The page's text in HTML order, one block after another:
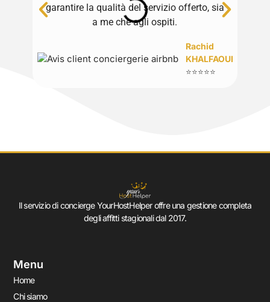
garantire la qualità del servizio offerto, sia
a me che agli ospiti.
Rachid
KHALFAOUI
⭐⭐⭐⭐⭐
Il servizio di concierge YourHostHelper offre una gestione completa
degli affitti stagionali dal 2017.
Menu
Home
Chi siamo